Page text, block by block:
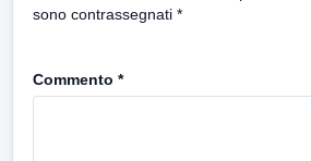
sono contrassegnati *
Commento *